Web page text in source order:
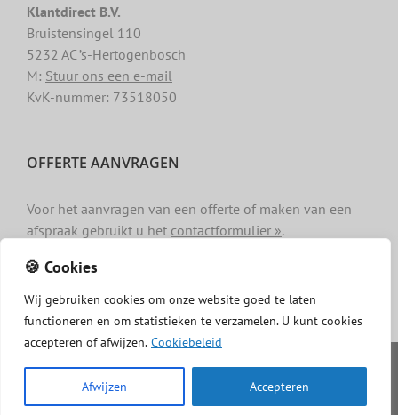
🍪 Cookies
Wij gebruiken cookies om onze website goed te laten
functioneren en om statistieken te verzamelen. U kunt cookies
accepteren of afwijzen. Cookiebeleid
Afwijzen Accepteren
Klantdirect B.V.
Bruistensingel 110
5232 AC ’s-Hertogenbosch
M: Stuur ons een e-mail
KvK-nummer: 73518050
OFFERTE AANVRAGEN
Voor het aanvragen van een offerte of maken van een
afspraak gebruikt u het contactformulier ».
Copyright -Dakgotenschoonmaken.com|Privacy|Algemene
voorwaarden
Disclaimer